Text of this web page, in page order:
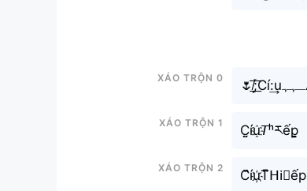
Xáo trộn 0
Xáo trộn 1
C̤̮íu҈𝘛ʰརếp̬̤̯
Xáo trộn 2
C᷈íu҉T͆ᕼi⃘ếp